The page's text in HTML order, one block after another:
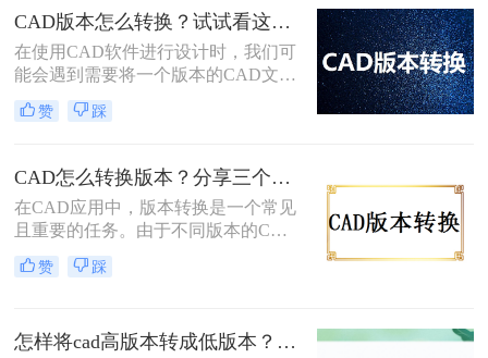
cad高版本怎么转换成低版本呢？以下
是一些常用的方法来实现CAD高版本
到低版本的转换。
CAD版本怎么转换？试试看这三个方法！
​在使用CAD软件进行设计时，我们可
能会遇到需要将一个版本的CAD文件
转换为另一个版本的情况。这可能是
因为不同的软件版本具有不同的功能
件与使用不同版本CAD软件的用户共
享。下面，我将介绍几种常见的CAD
版本怎么转换方法。
赞 踩
CAD怎么转换版本？分享三个简单转换方法！
在CAD应用中，版本转换是一个常见
且重要的任务。由于不同版本的CAD
软件可能具有不同的文件格式和功
能，因此需要将文件从一个版本转换
绍三种实用的cad版本转换方法，帮助
赞 踩
怎样将cad高版本转成低版本？分享3种实用的方法~！